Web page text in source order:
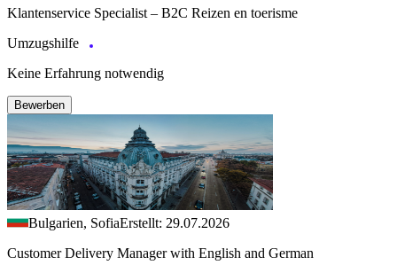
Klantenservice Specialist – B2C Reizen en toerisme
Umzugshilfe
Keine Erfahrung notwendig
Bewerben
Bulgarien, SofiaErstellt: 29.07.2026
Customer Delivery Manager with English and German